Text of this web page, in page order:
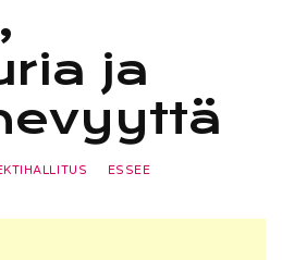
ja
ESSEE